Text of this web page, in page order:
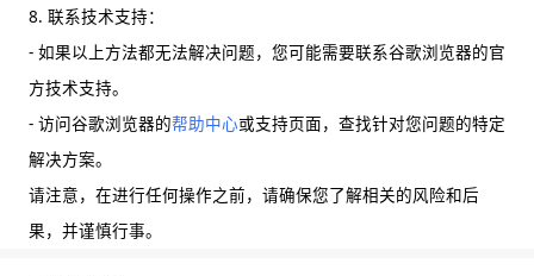
8. 联系技术支持：
- 如果以上方法都无法解决问题，您可能需要联系谷歌浏览器的官
方技术支持。
- 访问谷歌浏览器的帮助中心或支持页面，查找针对您问题的特定
解决方案。
请注意，在进行任何操作之前，请确保您了解相关的风险和后
果，并谨慎行事。